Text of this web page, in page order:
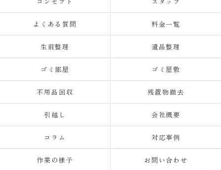
よくある質問 料金一覧
生前整理 遺品整理
ゴミ部屋 ゴミ屋敷
不用品回収 残置物撤去
引越し 会社概要
コラム 対応事例
作業の様子 お問い合わせ